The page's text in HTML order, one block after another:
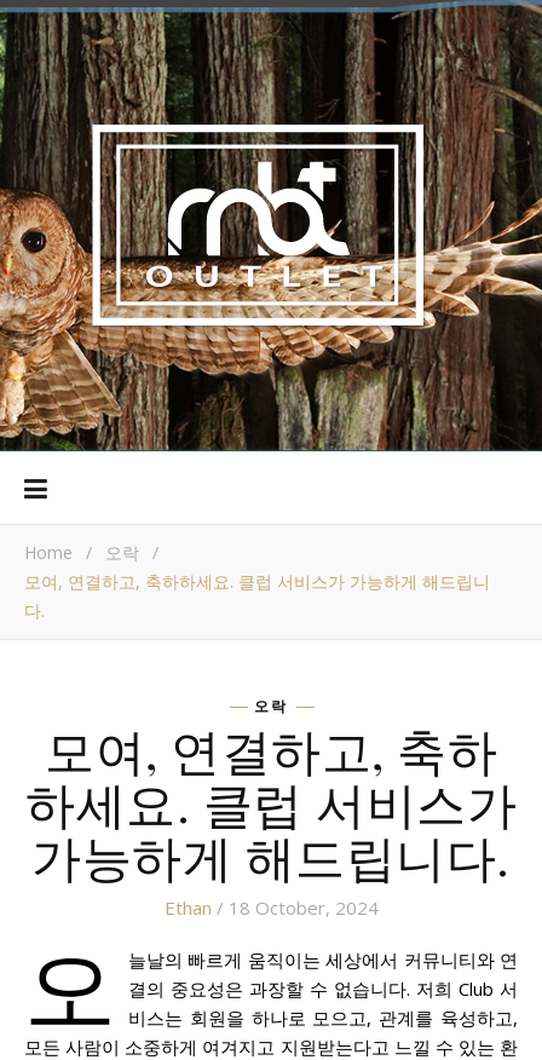
Home / 오락 /
모여, 연결하고, 축하하세요. 클럽 서비스가 가능하게 해드립니
다.
오락
모여, 연결하고, 축하
하세요. 클럽 서비스가
가능하게 해드립니다.
Ethan / 18 October, 2024
오
늘날의 빠르게 움직이는 세상에서 커뮤니티와 연
결의 중요성은 과장할 수 없습니다. 저희 Club 서
비스는 회원을 하나로 모으고, 관계를 육성하고,
모든 사람이 소중하게 여겨지고 지원받는다고 느낄 수 있는 환